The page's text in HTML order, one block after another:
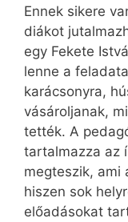
Ennek sikere
diákot
egy Fekete
lenne a
karácsonyra,
vásároljanak,
tették. A
tartalmazza az
megteszik, ami
hiszen sok
előadásokat